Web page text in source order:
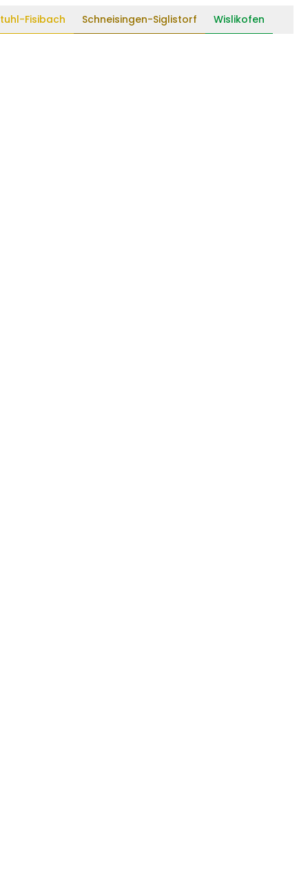
Fisibach Schneisingen-Siglistorf Wislikofen